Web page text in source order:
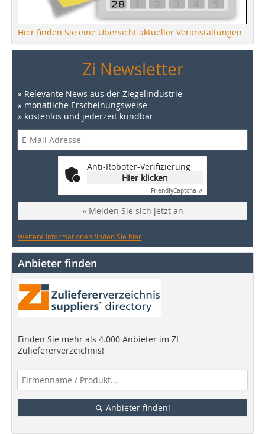
Hier finden Sie eine Übersicht aktueller Veranstaltungen
Zi Newsletter
» Relevante News aus der Ziegelindustrie
» monatliche Erscheinungsweise
» kostenlos und jederzeit kündbar
Anti-Roboter-Verifizierung
Hier klicken
FriendlyCaptcha ⇗
» Melden Sie sich jetzt an
Weitere Informationen finden Sie hier
Anbieter finden
Finden Sie mehr als 4.000 Anbieter im ZI
Zuliefererverzeichnis!
Anbieter finden!